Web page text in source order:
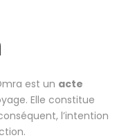
est un acte
Elle constitue
l’intention